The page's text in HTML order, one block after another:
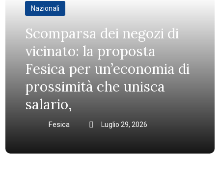
Nazionali
Scomparsa dei negozi di
vicinato: la proposta
Fesica per un’economia di
prossimità che unisca
salario,
Fesica Luglio 29, 2026